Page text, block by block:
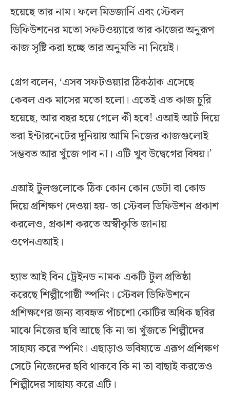
হয়েছে তার নাম। ফলে মিডজার্নি এবং স্টেবল
ডিফিউশনের মতো সফটওয়্যারে তার কাজের অনুরূপ
কাজ সৃষ্টি করা হচ্ছে তার অনুমতি না নিয়েই।
গ্রেগ বলেন, ‘এসব সফটওয়্যার ঠিকঠাক এসেছে
কেবল এক মাসের মতো হলো। এতেই এত কাজ চুরি
হয়েছে, আর বছর হয়ে গেলে কী হবে! এআই আর্ট দিয়ে
ভরা ইন্টারনেটের দুনিয়ায় আমি নিজের কাজগুলোই
সম্ভবত আর খুঁজে পাব না। এটি খুব উদ্বেগের বিষয়।’
এআই টুলগুলোকে ঠিক কোন কোন ডেটা বা কোড
দিয়ে প্রশিক্ষণ দেওয়া হয়- তা স্টেবল ডিফিউশন প্রকাশ
করলেও, প্রকাশ করতে অস্বীকৃতি জানায়
ওপেনএআই।
হ্যাভ আই বিন ট্রেইনড নামক একটি টুল প্রতিষ্ঠা
করেছে শিল্পীগোষ্ঠী স্পনিং। স্টেবল ডিফিউশনে
প্রশিক্ষণের জন্য ব্যবহৃত পাঁচশো কোটির অধিক ছবির
মাঝে নিজের ছবি আছে কি না তা খুঁজতে শিল্পীদের
সাহায্য করে স্পনিং। এছাড়াও ভবিষ্যতে এরূপ প্রশিক্ষণ
সেটে নিজেদের ছবি থাকবে কি না তা বাছাই করতেও
শিল্পীদের সাহায্য করে এটি।